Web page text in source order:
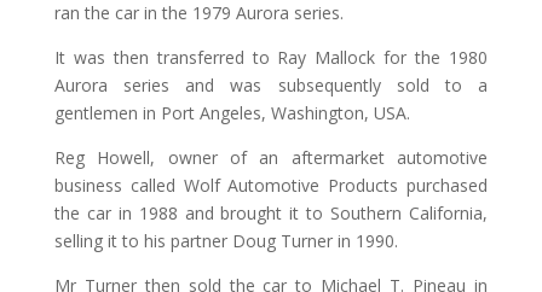
ran the car in the 1979 Aurora series.
It was then transferred to Ray Mallock for the 1980
Aurora series and was subsequently sold to a
gentlemen in Port Angeles, Washington, USA.
Reg Howell, owner of an aftermarket automotive
business called Wolf Automotive Products purchased
the car in 1988 and brought it to Southern California,
selling it to his partner Doug Turner in 1990.
Mr Turner then sold the car to Michael T. Pineau in